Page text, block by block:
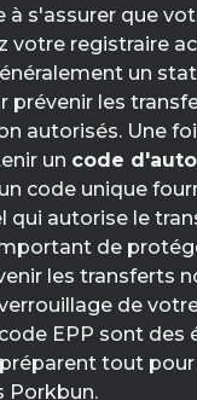
à s'assurer que
votre registraire
un
prévenir les
autorisés. Une
un code
code unique
qui autorise le
de
les transferts
de
EPP sont des
tout
Porkbun.